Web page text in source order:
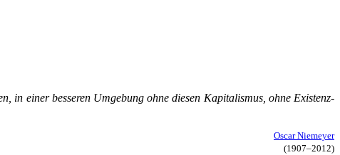
in ei­ner bes­se­ren Um­ge­bung oh­ne die­sen Ka­pi­ta­lis­mus, oh­ne Exis­tenz­
Oscar Niemeyer
(1907–2012)